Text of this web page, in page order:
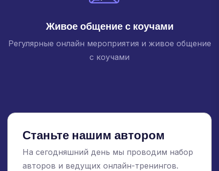
Живое общение с коучами
Регулярные онлайн мероприятия и живое общение
с коучами
Станьте нашим автором
На сегодняшний день мы проводим набор
авторов и ведущих онлайн-тренингов.